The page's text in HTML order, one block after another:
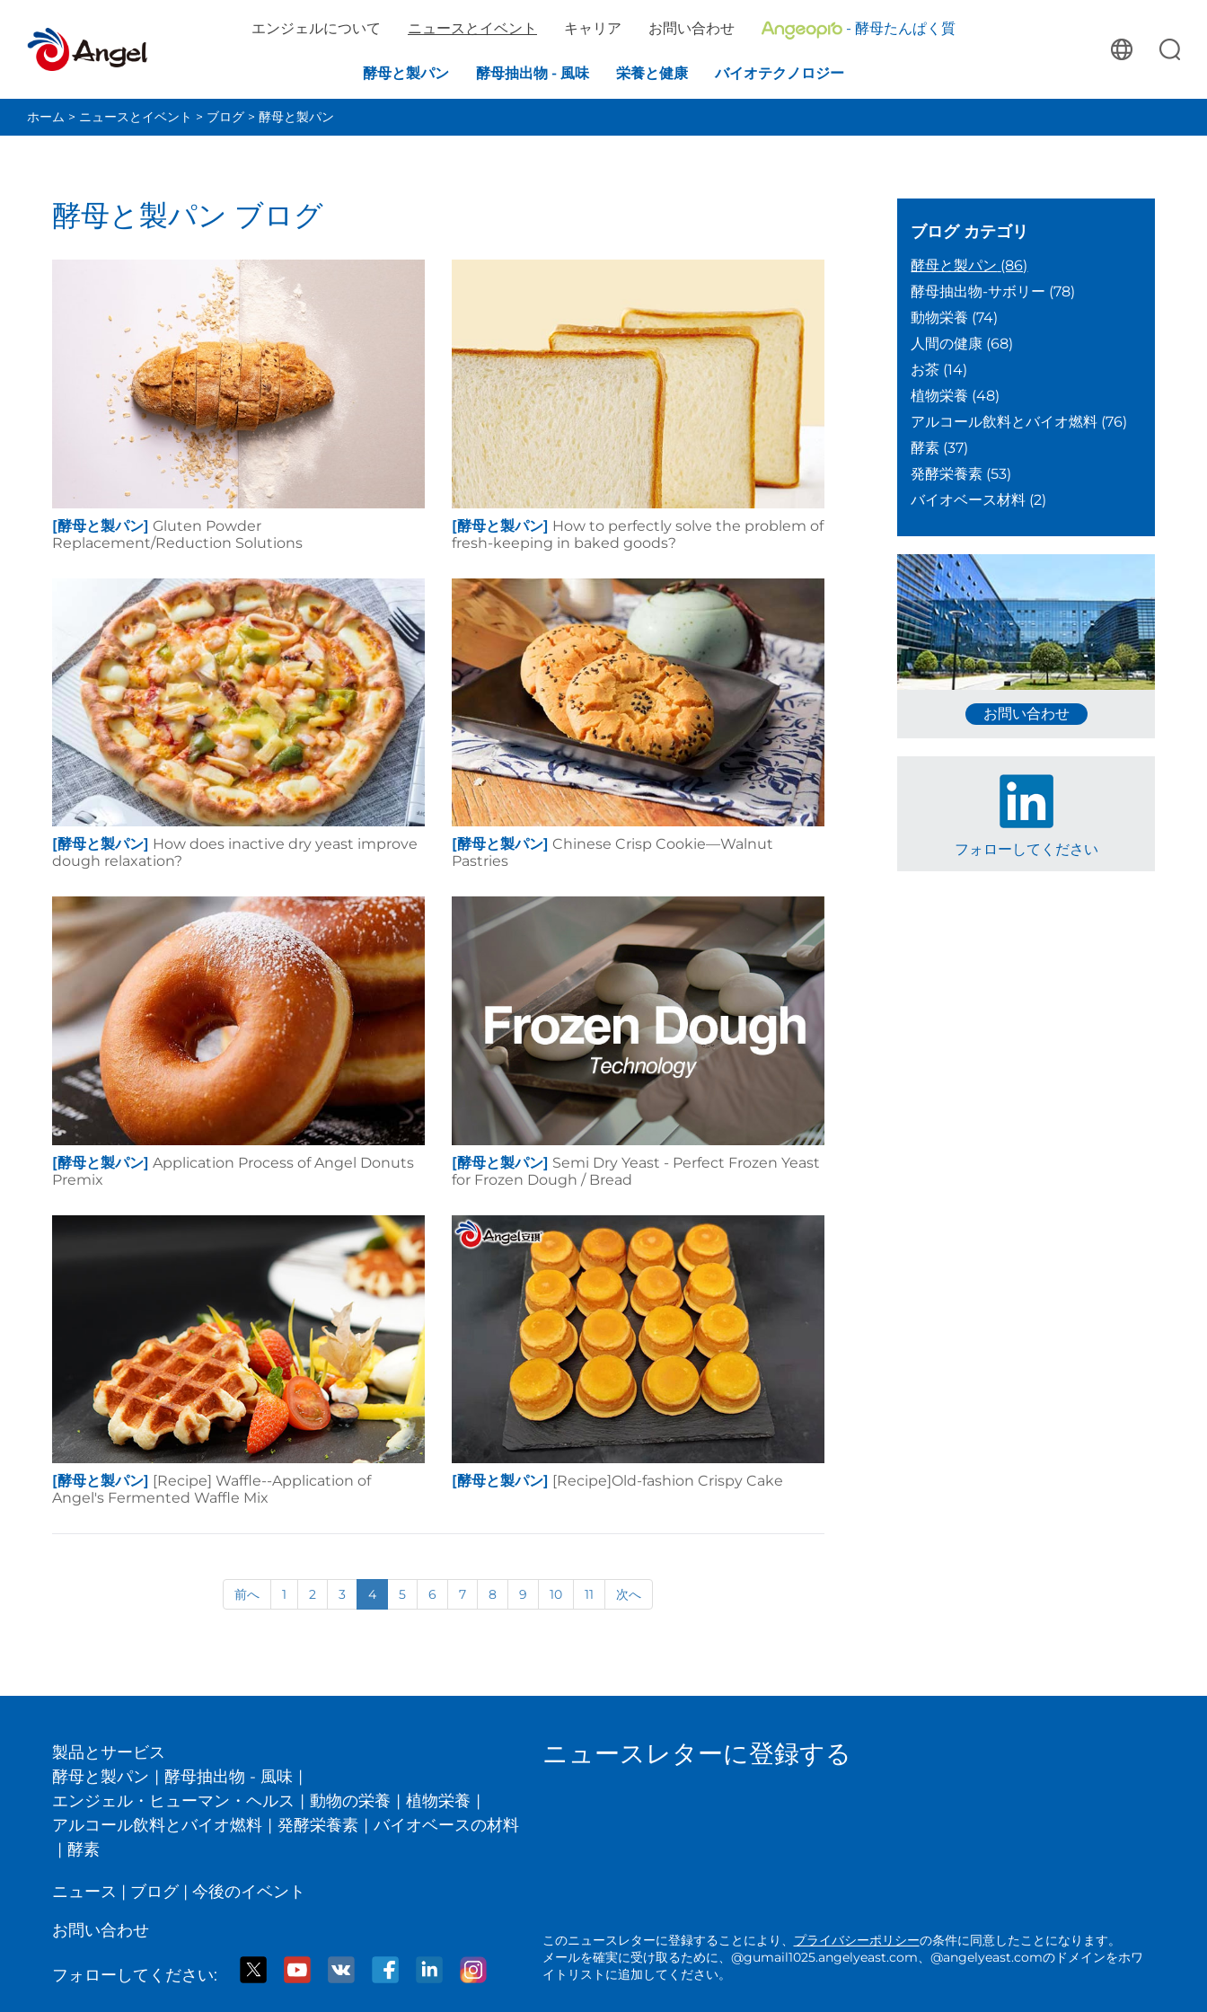
エンジェルについて ニュースとイベント キャリア お問い合わせ - 酵母たんぱく質
酵母と製パン 酵母抽出物 - 風味 栄養と健康 バイオテクノロジー
ホーム > ニュースとイベント > ブログ > 酵母と製パン
酵母と製パン ブログ
[酵母と製パン] Gluten Powder
Replacement/Reduction Solutions
[酵母と製パン] How to perfectly solve the problem of
fresh-keeping in baked goods?
[酵母と製パン] How does inactive dry yeast improve
dough relaxation?
[酵母と製パン] Chinese Crisp Cookie—Walnut
Pastries
[酵母と製パン] Application Process of Angel Donuts
Premix
[酵母と製パン] Semi Dry Yeast - Perfect Frozen Yeast
for Frozen Dough / Bread
[酵母と製パン] [Recipe] Waffle--Application of
Angel's Fermented Waffle Mix
[酵母と製パン] [Recipe]Old-fashion Crispy Cake
前へ 1 2 3 4 5 6 7 8 9 10 11 次へ
ブログ カテゴリ
酵母と製パン (86)
酵母抽出物-サボリー (78)
動物栄養 (74)
人間の健康 (68)
お茶 (14)
植物栄養 (48)
アルコール飲料とバイオ燃料 (76)
酵素 (37)
発酵栄養素 (53)
バイオベース材料 (2)
お問い合わせ
フォローしてください
製品とサービス
酵母と製パン | 酵母抽出物 - 風味 |
エンジェル・ヒューマン・ヘルス | 動物の栄養 | 植物栄養 |
アルコール飲料とバイオ燃料 | 発酵栄養素 | バイオベースの材料
| 酵素
ニュース | ブログ| 今後のイベント
お問い合わせ
フォローしてください:
ニュースレターに登録する
このニュースレターに登録することにより、 プライバシーポリシーの条件に同意したことになります。
メールを確実に受け取るために、@gumail1025.angelyeast.com、@angelyeast.comのドメインをホワ
イトリストに追加してください。